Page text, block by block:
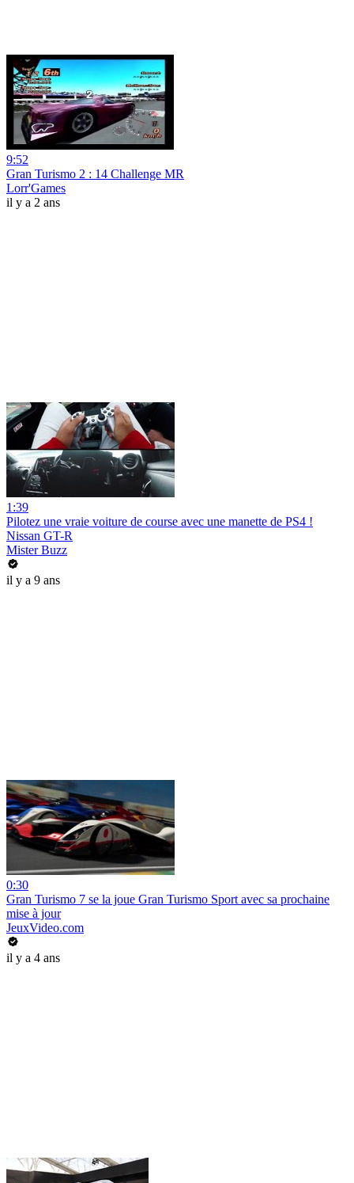
9:52
Gran Turismo 2 : 14 Challenge MR
Lorr'Games
il y a 2 ans
1:39
Pilotez une vraie voiture de course avec une manette de PS4 !
Nissan GT-R
Mister Buzz
il y a 9 ans
0:30
Gran Turismo 7 se la joue Gran Turismo Sport avec sa prochaine
mise à jour
JeuxVideo.com
il y a 4 ans